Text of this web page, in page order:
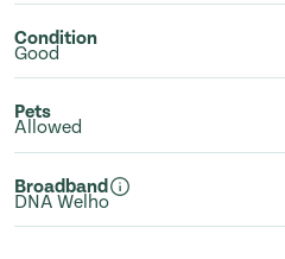
Condition
Good
Pets
Allowed
Broadband
DNA Welho